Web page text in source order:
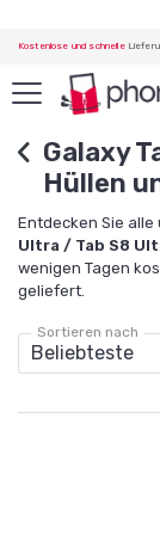
Kostenlose und schnelle
Galaxy
Hüllen
Entdecken Sie alle
Ultra / Tab S8
wenigen Tagen
geliefert.
Sortieren nach